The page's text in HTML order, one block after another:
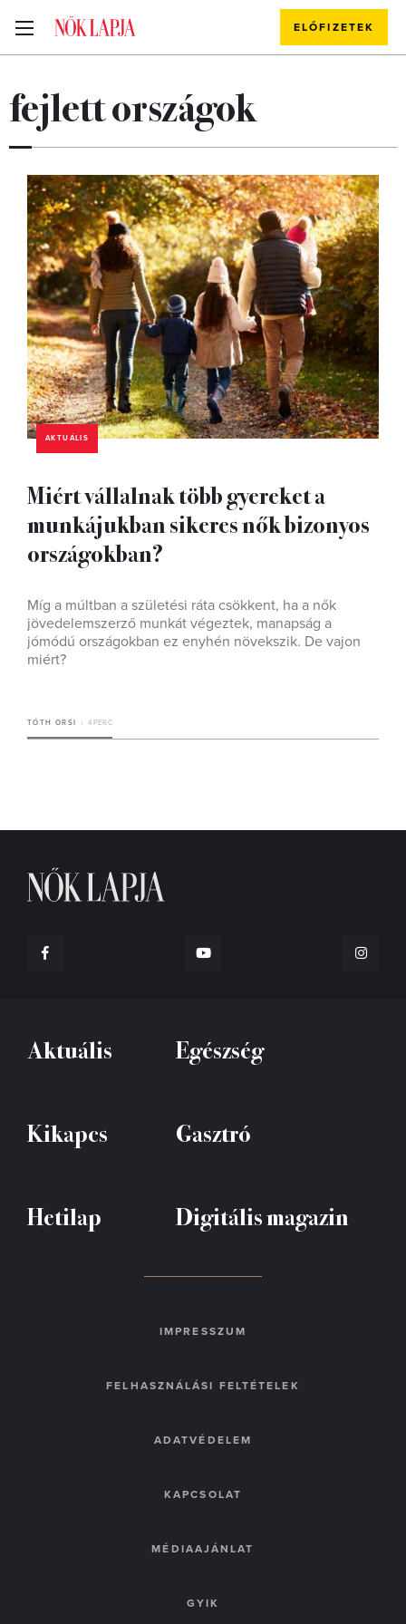
ELŐFIZETEK
fejlett országok
AKTUÁLIS
Miért vállalnak több gyereket a
munkájukban sikeres nők bizonyos
országokban?
Míg a múltban a születési ráta csökkent, ha a nők
jövedelemszerző munkát végeztek, manapság a
jómódú országokban ez enyhén növekszik. De vajon
miért?
TÓTH ORSI 4 PERC
Aktuális Egészség
Kikapcs Gasztró
Hetilap Digitális magazin
IMPRESSZUM
FELHASZNÁLÁSI FELTÉTELEK
ADATVÉDELEM
KAPCSOLAT
MÉDIAAJÁNLAT
GYIK